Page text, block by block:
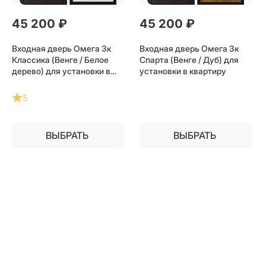
45 200 ₽
Входная дверь Омега 3к
Классика (Венге / Белое
дерево) для установки в
5
ВЫБРАТЬ
45 200 ₽
Входная дверь Омега 3к
Спарта (Венге / Дуб) для
установки в квартиру
ВЫБРАТЬ